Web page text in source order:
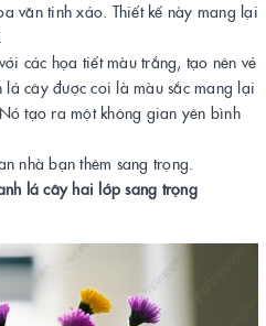
văn tinh xảo. Thiết kế này mang lại
các họa tiết màu trắng, tạo nên vẻ
cây được coi là màu sắc mang lại
tạo ra một không gian yên bình
nhà bạn thêm sang trọng.
lá cây hai lớp sang trọng